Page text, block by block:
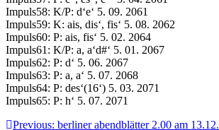
Impuls58: K/P: d‘e‘ 5. 09. 2061
Impuls59: K: ais, dis‘, fis‘ 5. 08. 2062
Impuls60: P: ais, fis‘ 5. 02. 2064
Impuls61: K/P: a, a‘d#‘ 5. 01. 2067
Impuls62: P: d‘ 5. 06. 2067
Impuls63: P: a, a‘ 5. 07. 2068
Impuls64: P: des‘(16‘) 5. 03. 2071
Impuls65: P: h‘ 5. 07. 2071
Previous: berliner abendblätter 2.00 am 13.12.